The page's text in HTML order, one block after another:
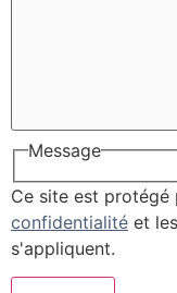
Message
Ce site est protégé
confidentialité et les
s'appliquent.